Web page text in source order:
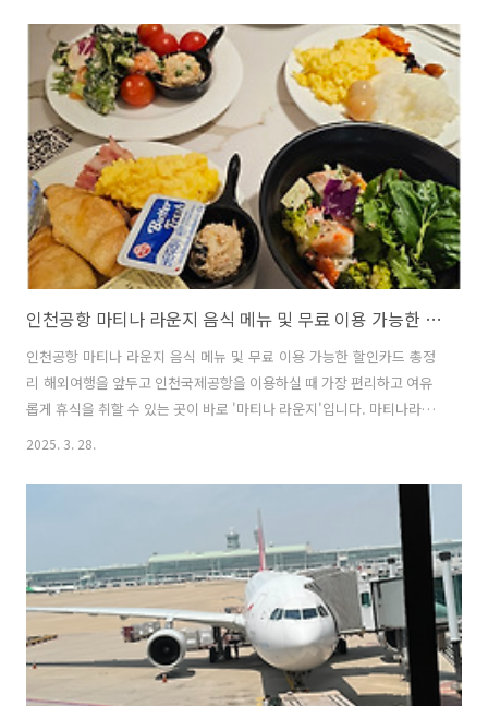
NOA 라운지 위치 및 분위기 I.A.S.S. NOA 라운지는 나리타공항 제1터
미널 5층에 위치하고 있어 출발 전 편리하게 방문할 수 있습니다. 그런
데 위치 찾기가 생각보다 어려울 수 있습니다. 맥도날드 지나서 세븐일레
븐쪽 26-28구역에 있는데요. 안쪽에 있습니다. 라운지 내부는 넓고 쾌
적하여 여행 전 충분한 휴식을 취할 수..
인천공항 마티나 라운지 음식 메뉴 및 무료 이용 가능한 할인카드 총정리
인천공항 마티나 라운지 음식 메뉴 및 무료 이용 가능한 할인카드 총정
리 해외여행을 앞두고 인천국제공항을 이용하실 때 가장 편리하고 여유
롭게 휴식을 취할 수 있는 곳이 바로 '마티나 라운지'입니다. 마티나라운
지 골드도 가봤지만, 가성비는 마티나 라운지가 좋긴합니다. 이번 글에
드 정보를 상세히 정리하여 소개해 드릴께요. 마티나 라운지 위치 및 이
용시간 마티나 라운지는 인천국제공항 제1여객터미널 4층 출국장(서편
43번 게이트 부근)과 제2여객터미널 4층 출국장(동편 249번 게이트 부
근)에 위치하고 있습니다. 이용시간은 연중무휴로, 제1터미널은 오전 7
시 오후 10시까지 운영됩니다. 1터미널은 마티나라운지가 2곳이고, 2터
미널은 마티..
2025. 3. 28.